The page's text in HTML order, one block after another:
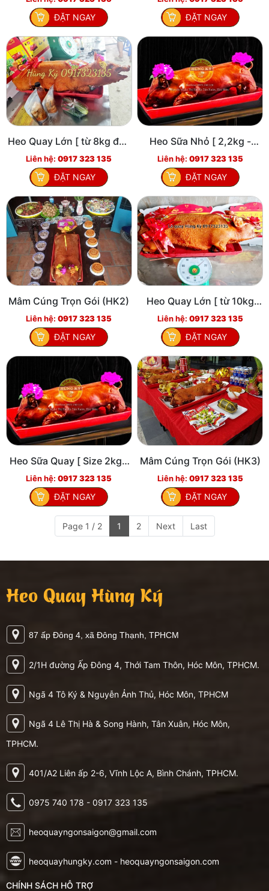
ĐẶT NGAY ĐẶT NGAY
Heo Quay Lớn [ từ 8kg đến
Liên hệ:0917 323 135
ĐẶT NGAY
Heo Sữa Nhỏ [ 2,2kg -
Liên hệ: 0917 323 135
ĐẶT NGAY
Mâm Cúng Trọn Gói (HK2)
Liên hệ:0917 323 135
ĐẶT NGAY
Heo Quay Lớn [ từ 10kg
Liên hệ: 0917 323 135
ĐẶT NGAY
Heo Sữa Quay [ Size 2kg -
Liên hệ:0917 323 135
ĐẶT NGAY
Mâm Cúng Trọn Gói (HK3)
Liên hệ: 0917 323 135
ĐẶT NGAY
Page 1 / 2 1 2 Next Last
Heo Quay Hùng Ký
87 ấp Đông 4, xã Đông Thạnh, TPHCM
2/1H đường Ấp Đông 4, Thới Tam Thôn, Hóc Môn, TPHCM.
Ngã 4 Tô Ký & Nguyễn Ảnh Thủ, Hóc Môn, TPHCM
Ngã 4 Lê Thị Hà & Song Hành, Tân Xuân, Hóc Môn,
TPHCM.
401/A2 Liên ấp 2-6, Vĩnh Lộc A, Bình Chánh, TPHCM.
0975 740 178 - 0917 323 135
heoquayngonsaigon@gmail.com
heoquayhungky.com - heoquayngonsaigon.com
CHÍNH SÁCH HỖ TRỢ